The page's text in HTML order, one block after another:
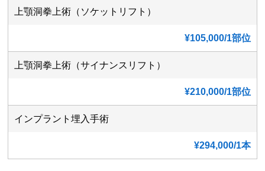
上顎洞拳上術（ソケットリフト）
¥105,000/1部位
上顎洞拳上術（サイナンスリフト）
¥210,000/1部位
インプラント埋入手術
¥294,000/1本